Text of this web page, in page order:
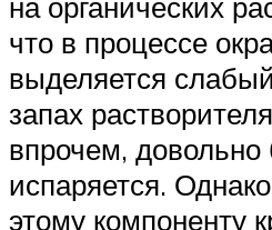
что в процессе
выделяется
запах
впрочем, довольно
испаряется.
этому компоненту